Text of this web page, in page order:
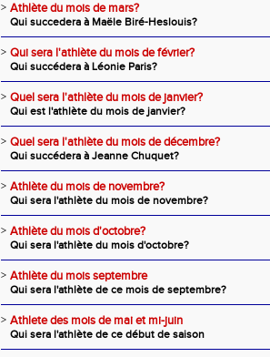
> Athlète du mois de mars?
Qui succedera à Maële Biré-Heslouis?
> Qui sera l'athlète du mois de février?
Qui succédera à Léonie Paris?
> Quel sera l'athlète du mois de janvier?
Qui est l'athlète du mois de janvier?
> Quel sera l'athlète du mois de décembre?
Qui succédera à Jeanne Chuquet?
> Athlète du mois de novembre?
Qui sera l'athlète du mois de novembre?
> Athlète du mois d'octobre?
Qui sera l'athlète du mois d'octobre?
> Athlète du mois septembre
Qui sera l'athlète de ce mois de septembre?
> Athlete des mois de mai et mi-juin
Qui sera l'athlète de ce début de saison